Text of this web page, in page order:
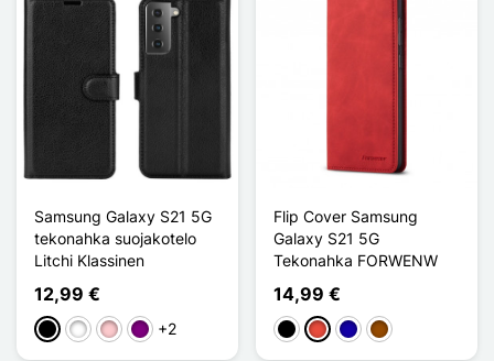
Samsung Galaxy S21 5G
tekonahka suojakotelo
Litchi Klassinen
12,99 €
MustaValkoinen
PinkkiViolet+2
Flip Cover Samsung
Galaxy S21 5G
Tekonahka FORWENW
14,99 €
MustaPunainenBleu Foncé
Ruskea